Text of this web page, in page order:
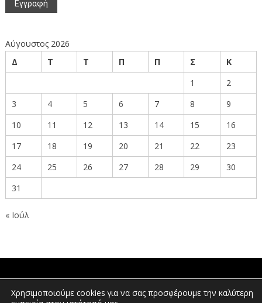
Αύγουστος 2026
Δ
Τ Τ Π Π Σ
Κ
1
2
3
4 5 6 7 8
9
10
11 12 13 14 15
16
17
18 19 20 21 22
23
24
25 26 27 28 29
30
31
« Ιούλ
ΠΟΛΙΤΕΣ
Χρησιμοποιούμε cookies για να σας προσφέρουμε την καλύτερη